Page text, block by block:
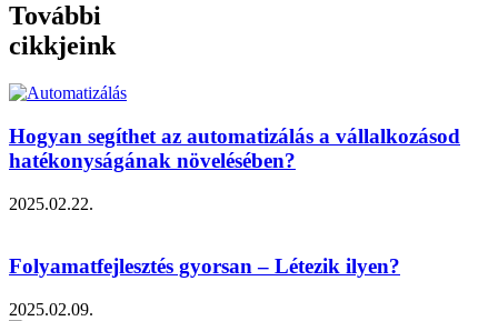
További
cikkjeink
Hogyan segíthet az automatizálás a vállalkozásod
hatékonyságának növelésében?
2025.02.22.
Folyamatfejlesztés gyorsan – Létezik ilyen?
2025.02.09.